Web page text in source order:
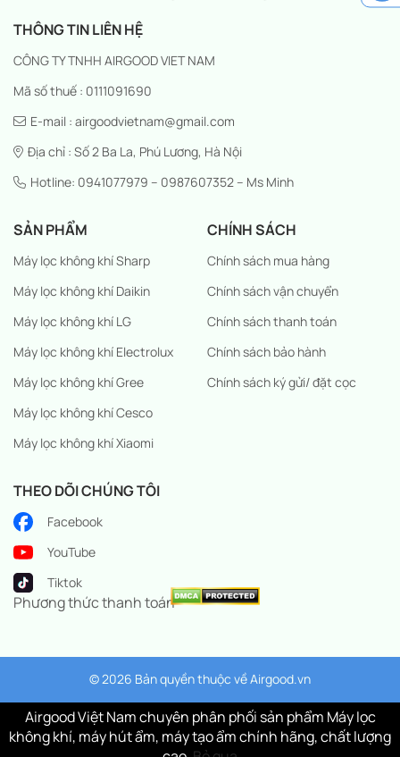
THÔNG TIN LIÊN HỆ
CÔNG TY TNHH AIRGOOD VIET NAM
Mã số thuế : 0111091690
E-mail : airgoodvietnam@gmail.com
Địa chỉ : Số 2 Ba La, Phú Lương, Hà Nội
Hotline: 0941077979 – 0987607352 – Ms Minh
SẢN PHẨM
Máy lọc không khí Sharp
Máy lọc không khí Daikin
Máy lọc không khí LG
Máy lọc không khí Electrolux
Máy lọc không khí Gree
Máy lọc không khí Cesco
Máy lọc không khí Xiaomi
CHÍNH SÁCH
Chính sách mua hàng
Chính sách vận chuyển
Chính sách thanh toán
Chính sách bảo hành
Chính sách ký gửi/ đặt cọc
THEO DÕI CHÚNG TÔI
Facebook
YouTube
Tiktok
Phương thức thanh toán
© 2026 Bản quyền thuộc vềAirgood.vn
Airgood Việt Nam chuyên phân phối sản phẩm Máy lọc
không khí, máy hút ẩm, máy tạo ẩm chính hãng, chất lượng